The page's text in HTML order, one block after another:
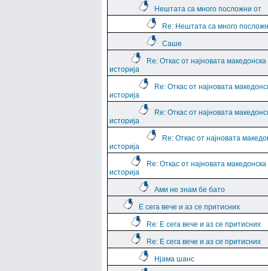
Нештата са много посложни от
Re: Нештата са много
Саше
Re: Откас от најновата македонска
историја
Re: Откас от најновата
историја
Re: Откас от најновата
историја
Re: Откас от најновата
историја
Re: Откас от најновата македонска
историја
Ами не знам бе бато
Е сега вече и аз се притисних
Re: Е сега вече и аз се притисних
Re: Е сега вече и аз се притисних
Нјама шанс